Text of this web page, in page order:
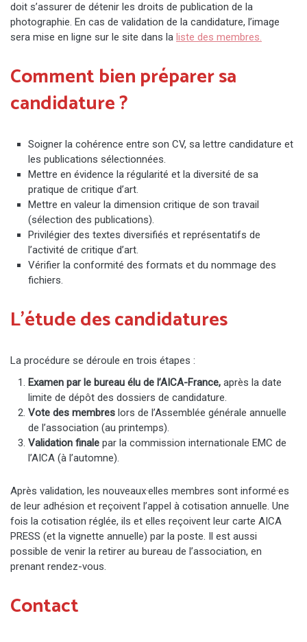
doit s’assurer de détenir les droits de publication de la
photographie. En cas de validation de la candidature, l’image
sera mise en ligne sur le site dans la liste des membres.
Comment bien préparer sa
candidature ?
Soigner la cohérence entre son CV, sa lettre candidature et
les publications sélectionnées.
Mettre en évidence la régularité et la diversité de sa
pratique de critique d’art.
Mettre en valeur la dimension critique de son travail
(sélection des publications).
Privilégier des textes diversifiés et représentatifs de
l’activité de critique d’art.
Vérifier la conformité des formats et du nommage des
fichiers.
L’étude des candidatures
La procédure se déroule en trois étapes :
Examen par le bureau élu de l’AICA-France,après la date
limite de dépôt des dossiers de candidature.
Vote des membres lors de l’Assemblée générale annuelle
de l’association (au printemps).
Validation finalepar la commission internationale EMC de
l’AICA (à l’automne).
Après validation, les nouveaux·elles membres sont informé·es
de leur adhésion et reçoivent l’appel à cotisation annuelle. Une
fois la cotisation réglée, ils et elles reçoivent leur carte AICA
PRESS (et la vignette annuelle) par la poste. Il est aussi
possible de venir la retirer au bureau de l’association, en
prenant rendez-vous.
Contact